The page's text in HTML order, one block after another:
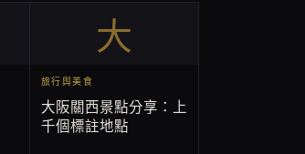
大
旅行與美食
大阪關西景點分享：上
千個標註地點